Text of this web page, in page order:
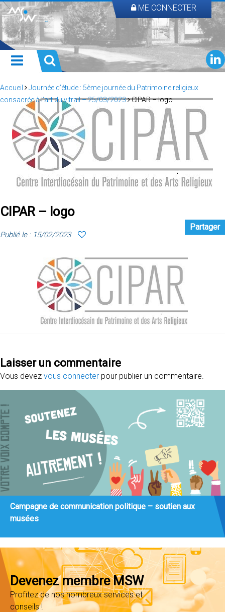
ME CONNECTER
Accueil
Journée d’étude : 5ème journée du Patrimoine religieux
consacrée à l’art du vitrail – 25/03/2023
CIPAR – logo
CIPAR – logo
Publié le : 15/02/2023
Partager
Laisser un commentaire
Vous devez vous connecter pour publier un commentaire.
Campagne de communication politique – soutien aux
musées
Devenez membre MSW
Profitez de nos nombreux services et
conseils !